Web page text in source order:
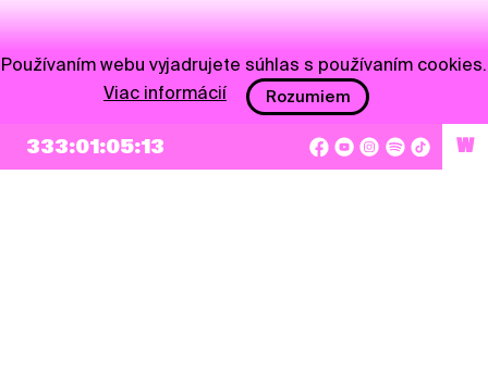
333:01:05:13 W
Používaním webu vyjadrujete súhlas s používaním cookies.
Viac informácií
Rozumiem